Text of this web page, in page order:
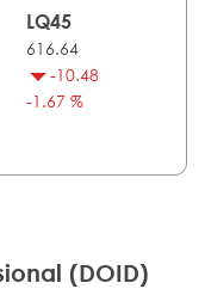
LQ45
616.64
-10.48
-1.67 %
(DOID)